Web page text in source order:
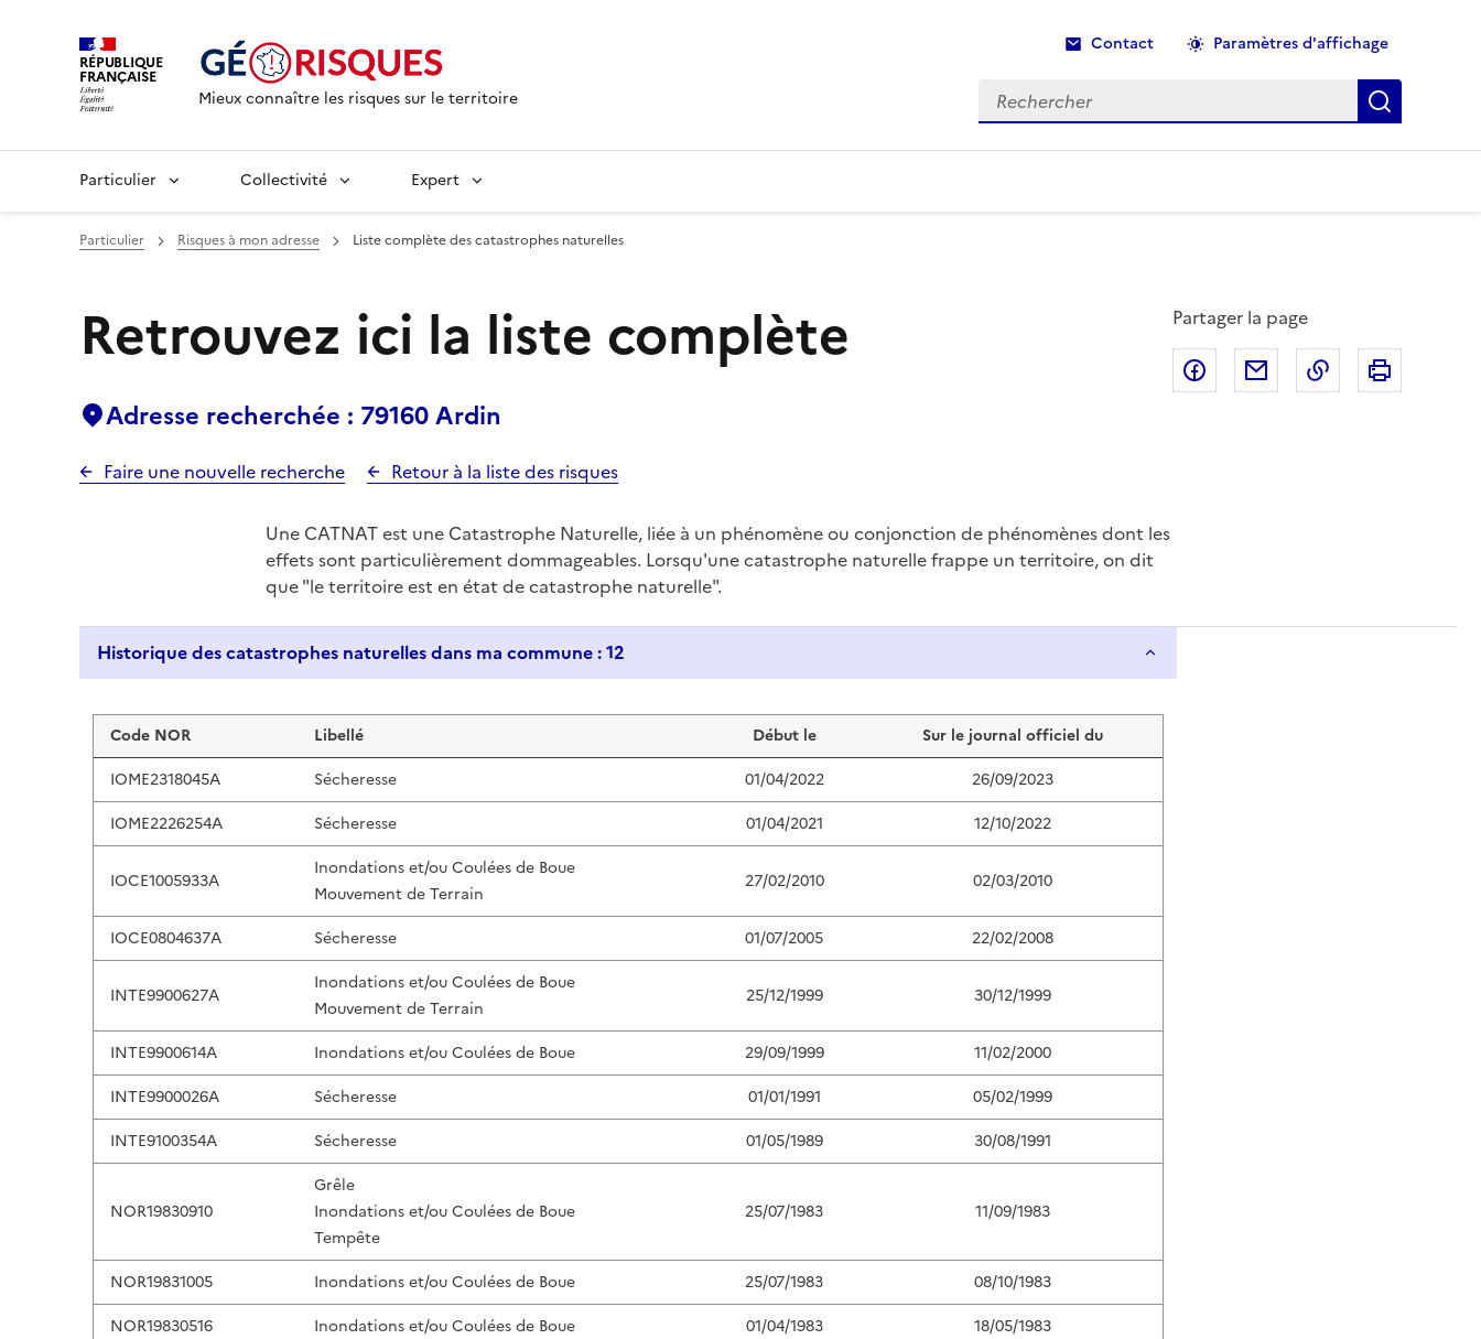
RÉPUBLIQUE
FRANÇAISE
Mieux connaître les risques sur le territoire
Contact Paramètres d'affichage
Rechercher Recherche
Particulier Collectivité Expert
Particulier Risques à mon adresse Liste complète des catastrophes naturelles
Retrouvez ici la liste complète
Adresse recherchée : 79160 Ardin
Faire une nouvelle recherche Retour à la liste des risques
Partager la page
Partager sur Facebook
Partager par email
Copier dans le
Une CATNAT est une Catastrophe Naturelle, liée à un phénomène ou conjonction de phénomènes dont les
effets sont particulièrement dommageables. Lorsqu'une catastrophe naturelle frappe un territoire, on dit
que "le territoire est en état de catastrophe naturelle".
Historique des catastrophes naturelles dans ma commune : 12
Liste de résultats
Code NOR Libellé Début le
Sur le journal officiel du
IOME2318045A
Sécheresse 01/04/2022
26/09/2023
IOME2226254A
Sécheresse 01/04/2021 12/10/2022
IOCE1005933A
Inondations et/ou Coulées de Boue
Mouvement de Terrain
27/02/2010 02/03/2010
IOCE0804637A Sécheresse 01/07/2005 22/02/2008
INTE9900627A
Inondations et/ou Coulées de Boue
Mouvement de Terrain
25/12/1999 30/12/1999
INTE9900614A Inondations et/ou Coulées de Boue 29/09/1999
11/02/2000
INTE9900026A
Sécheresse 01/01/1991
05/02/1999
INTE9100354A
Sécheresse 01/05/1989 30/08/1991
NOR19830910
Grêle
Inondations et/ou Coulées de Boue
Tempête
25/07/1983 11/09/1983
NOR19831005 Inondations et/ou Coulées de Boue 25/07/1983
08/10/1983
NOR19830516
Inondations et/ou Coulées de Boue 01/04/1983
18/05/1983